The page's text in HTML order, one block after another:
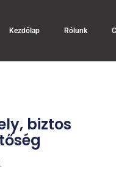
Kezdőlap Rólunk
biztos